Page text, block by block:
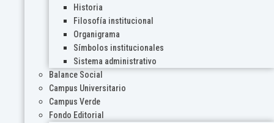
Historia
Filosofía institucional
Organigrama
Símbolos institucionales
Sistema administrativo
Balance Social
Campus Universitario
Campus Verde
Fondo Editorial